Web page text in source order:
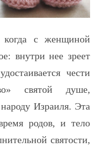
когда с женщиной
внутри нее зреет
чести
святой душе,
Израиля. Эта
родов, и тело
святости,